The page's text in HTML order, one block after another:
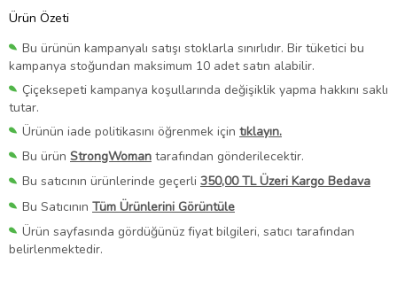
Ürün Özeti
Bu ürünün kampanyalı satışı stoklarla sınırlıdır. Bir tüketici bu
kampanya stoğundan maksimum 10 adet satın alabilir.
Çiçeksepeti kampanya koşullarında değişiklik yapma hakkını saklı
tutar.
Ürünün iade politikasını öğrenmek için tıklayın.
Bu ürün StrongWoman tarafından gönderilecektir.
Bu satıcının ürünlerinde geçerli 350,00 TL Üzeri Kargo Bedava
Bu Satıcının Tüm Ürünlerini Görüntüle
Ürün sayfasında gördüğünüz fiyat bilgileri, satıcı tarafından
belirlenmektedir.